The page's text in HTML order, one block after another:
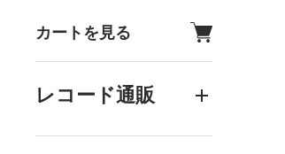
カートを見る
レコード通販